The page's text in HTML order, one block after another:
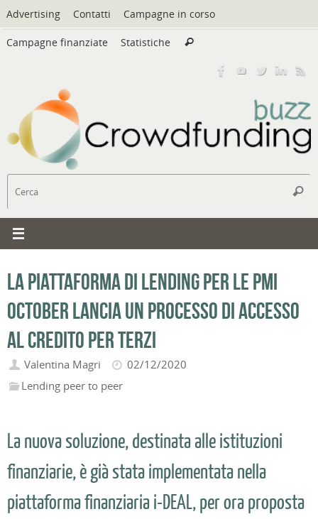
Vai
al
contenuto
Advertising Contatti Campagne in corso
Campagne finanziate Statistiche Cerca
Cerca
La piattaforma di lending per le pmi
October lancia un processo di accesso
al credito per terzi
Valentina Magri
02/12/2020
Lending peer to peer
La nuova soluzione, destinata alle istituzioni
finanziarie, è già stata implementata nella
piattaforma finanziaria i-DEAL, per ora proposta